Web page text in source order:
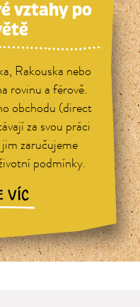
vztahy po
Rakouska nebo
rovinu a férově.
obchodu (direct
za svou práci
zaručujeme
podmínky.
VÍC